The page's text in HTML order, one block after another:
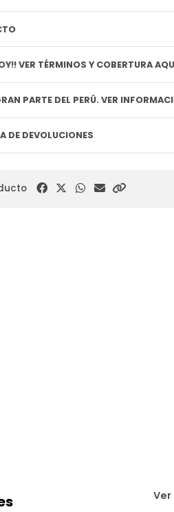
¡¡TU PEDIDO LLEGA HOY!! VER TÉRMINOS Y COBERTURA
PARTE DEL PERÚ. VER
DE DEVOLUCIONES